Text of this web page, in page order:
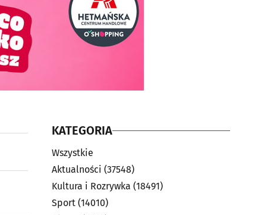
KATEGORIA
Wszystkie
Aktualności (37548)
Kultura i Rozrywka (18491)
Sport (14010)